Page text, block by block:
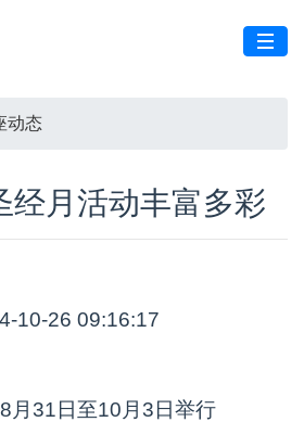
动态
经月活动丰富多彩
10-26 09:16:17
31日至10月3日举行